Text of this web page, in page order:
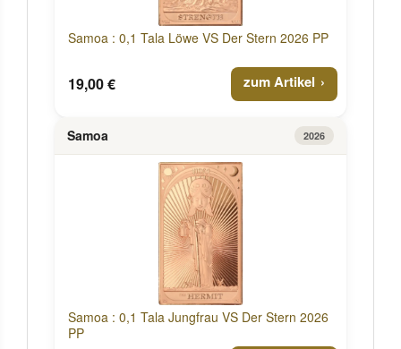
Samoa : 0,1 Tala Löwe VS Der Stern 2026 PP
19,00 € zum Artikel
Samoa 2026
Samoa : 0,1 Tala Jungfrau VS Der Stern 2026
PP